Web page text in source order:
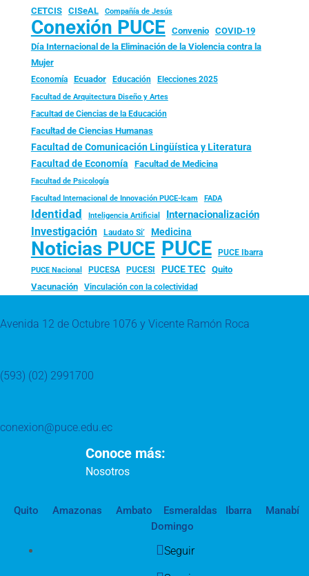
CETCIS CISeAL Compañía de Jesús
Conexión PUCE Convenio
COVID-19
Día Internacional de la Eliminación de la Violencia contra la
Mujer
Economía Ecuador Educación Elecciones 2025
Facultad de Arquitectura Diseño y Artes
Facultad de Ciencias de la Educación
Facultad de Ciencias Humanas
Facultad de Comunicación Lingüística y Literatura
Facultad de Economía Facultad de Medicina
Facultad de Psicología
Facultad Internacional de Innovación PUCE-Icam FADA
Identidad Inteligencia Artificial Internacionalización
Investigación Laudato Si’ Medicina
Noticias PUCE PUCE PUCE Ibarra
PUCE Nacional PUCESA PUCESI PUCE TEC
Quito
Vacunación
Vinculación con la colectividad
Avenida 12 de Octubre 1076 y Vicente Ramón Roca
(593) (02) 2991700
conexion@puce.edu.ec
Conoce más:
Nosotros
Quito Amazonas Ambato Esmeraldas Ibarra
Manabí
Domingo
Seguir